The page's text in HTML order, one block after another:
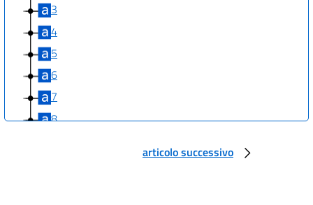
3
4
5
6
7
8
articolo successivo